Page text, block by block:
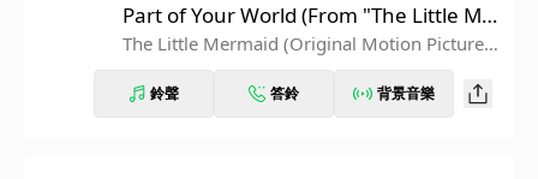
Part of Your World (From "The Little Mer
maid")
The Little Mermaid (Original Motion Picture S
鈴聲 答鈴 背景音樂